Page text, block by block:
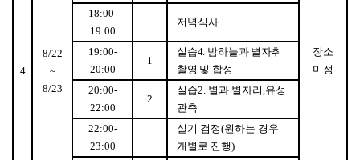
4
8/22
~
8/23
장소
미정
18:00-
19:00
저녁식사
19:00-
20:00
1
실습4. 밤하늘과 별자취
촬영 및 합성
20:00-
22:00
2
실습2. 별과 별자리,유성
관측
22:00-
23:00
실기 검정(원하는 경우
개별로 진행)